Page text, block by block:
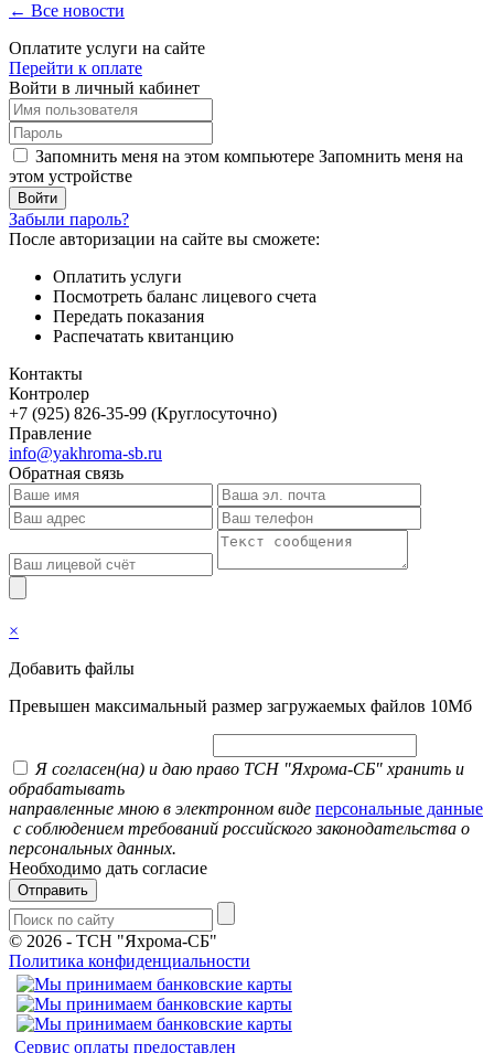
← Все новости
Оплатите услуги на сайте
Перейти к оплате
Войти в личный кабинет
Запомнить меня на этом компьютере Запомнить меня на
этом устройстве
Забыли пароль?
После авторизации на сайте вы сможете:
Оплатить услуги
Посмотреть баланс лицевого счета
Передать показания
Распечатать квитанцию
Контакты
Контролер
+7 (925) 826-35-99 (Круглосуточно)
Правление
info@yakhroma-sb.ru
Обратная связь
×
Добавить файлы
Превышен максимальный размер загружаемых файлов 10Мб
Я согласен(на) и даю право ТСН "Яхрома-СБ" хранить и
обрабатывать
направленные мною в электронном виде персональные данные
с соблюдением требований российского законодательства о
персональных данных.
Необходимо дать согласие
Отправить
© 2026 - ТСН "Яхрома-СБ"
Политика конфиденциальности
Сервис оплаты предоставлен